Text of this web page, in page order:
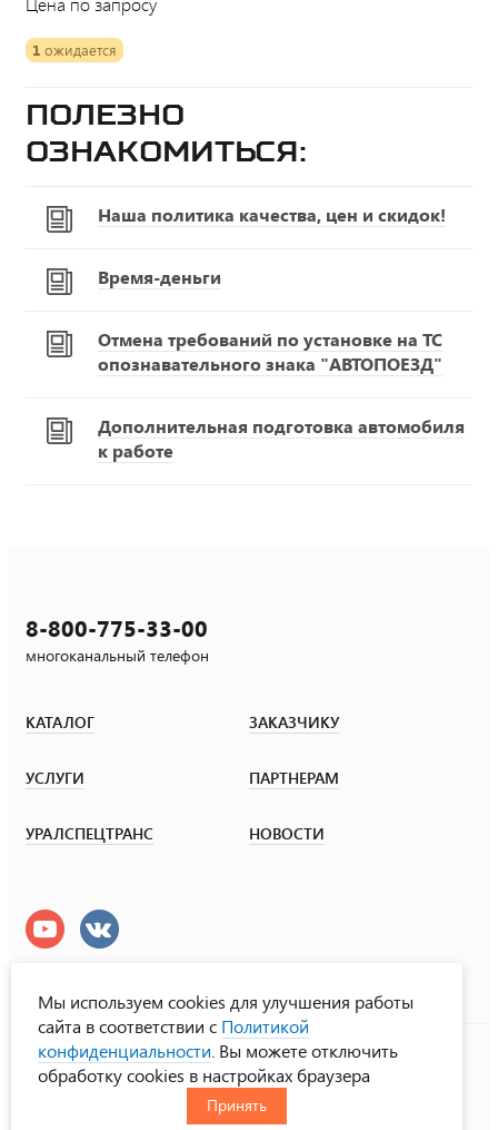
1 ожидается
Полезно
ознакомиться:
Наша политика качества, цен и скидок!
Время-деньги
Отмена требований по установке на ТС
опознавательного знака "АВТОПОЕЗД"
Дополнительная подготовка автомобиля
к работе
8-800-775-33-00
многоканальный телефон
КАТАЛОГ ЗАКАЗЧИКУ
УСЛУГИ ПАРТНЕРАМ
УРАЛСПЕЦТРАНС НОВОСТИ
УралСпецТранс
© ООО «Урал СТ», 2000-2026
Политика конфиденциальности
Мы используем cookies для улучшения работы
сайта в соответствии с Политикой
конфиденциальности . Вы можете отключить
обработку cookies в настройках браузера
Принять